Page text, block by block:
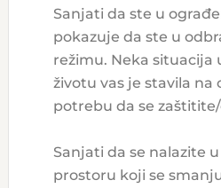
Sanjati da ste u
pokazuje da ste u
režimu. Neka situacija
životu vas je stavila na
potrebu da se
Sanjati da se nalazite
prostoru koji se